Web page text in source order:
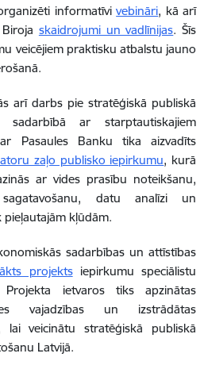
informatīvivebināri, kā arī
skaidrojumi un vadlīnijas. Šīs
veicējiem praktisku atbalstu jauno
arī darbs pie stratēģiskā publiskā
sadarbībā ar starptautiskajiem
Pasaules Banku tika aizvadīts
zaļo publisko iepirkumu, kurā
ar vides prasību noteikšanu,
datu analīzi un
kļūdām.
sadarbības un attīstības
projektsiepirkumu speciālistu
Projekta ietvaros tiks apzinātas
vajadzības un izstrādātas
lai veicinātu stratēģiskā publiskā
Latvijā.